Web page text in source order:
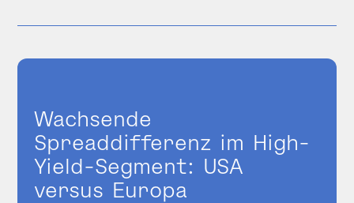
Wachsende
Spreaddifferenz im High-
Yield-Segment: USA
versus Europa